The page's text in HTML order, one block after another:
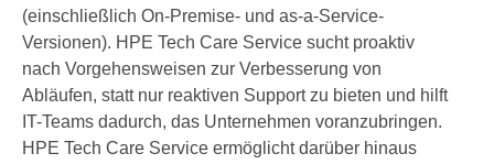
(einschließlich On-Premise- und as-a-Service-
Versionen). HPE Tech Care Service sucht proaktiv
nach Vorgehensweisen zur Verbesserung von
Abläufen, statt nur reaktiven Support zu bieten und hilft
IT-Teams dadurch, das Unternehmen voranzubringen.
HPE Tech Care Service ermöglicht darüber hinaus